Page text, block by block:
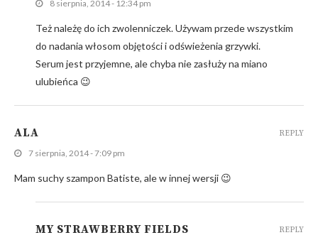
8 sierpnia, 2014 - 12:34 pm
Też należę do ich zwolenniczek. Używam przede wszystkim
do nadania włosom objętości i odświeżenia grzywki.
Serum jest przyjemne, ale chyba nie zasłuży na miano
ulubieńca 😉
ALA
7 sierpnia, 2014 - 7:09 pm
Mam suchy szampon Batiste, ale w innej wersji 😉
REPLY
MY STRAWBERRY FIELDS REPLY